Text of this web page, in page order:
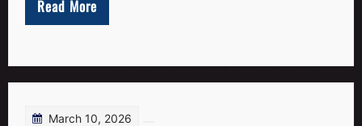
Read More
March 10, 2026